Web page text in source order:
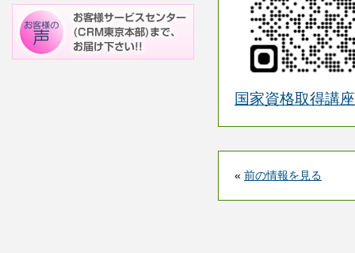
国家資格取得講
« 前の情報を見る